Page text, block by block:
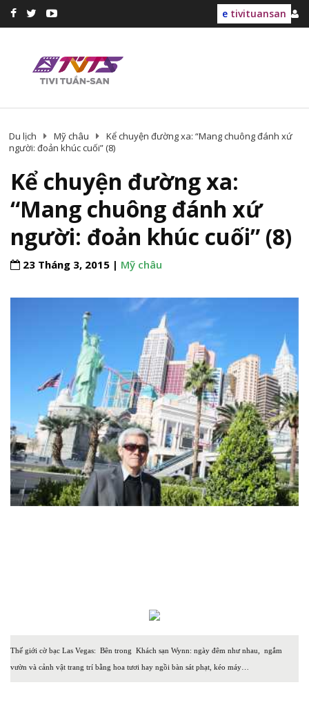
e tivituansan
Du lịch Mỹ châu
Kể chuyện đường xa: “Mang chuông đánh xứ
người: đoản khúc cuối” (8)
Kể chuyện đường xa:
“Mang chuông đánh xứ
người: đoản khúc cuối” (8)
23 Tháng 3, 2015 | Mỹ châu
Thế giới cờ bạc Las Vegas: Bên trong Khách sạn Wynn: ngày đêm như nhau, ngắm
vườn và cảnh vật trang trí bằng hoa tươi hay ngồi bàn sát phạt, kéo máy…